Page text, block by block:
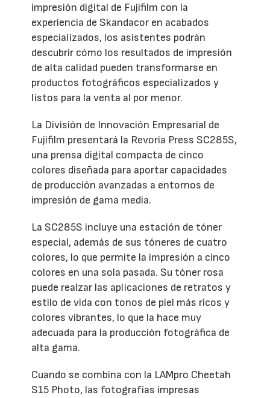
impresión digital de Fujifilm con la
experiencia de Skandacor en acabados
especializados, los asistentes podrán
descubrir cómo los resultados de impresión
de alta calidad pueden transformarse en
productos fotográficos especializados y
listos para la venta al por menor.
La División de Innovación Empresarial de
Fujifilm presentará la Revoria Press SC285S,
una prensa digital compacta de cinco
colores diseñada para aportar capacidades
de producción avanzadas a entornos de
impresión de gama media.
La SC285S incluye una estación de tóner
especial, además de sus tóneres de cuatro
colores, lo que permite la impresión a cinco
colores en una sola pasada. Su tóner rosa
puede realzar las aplicaciones de retratos y
estilo de vida con tonos de piel más ricos y
colores vibrantes, lo que la hace muy
adecuada para la producción fotográfica de
alta gama.
Cuando se combina con la LAMpro Cheetah
S15 Photo, las fotografías impresas